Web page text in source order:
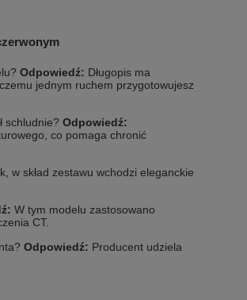
Odpowiedź: Długopis ma
jednym ruchem przygotowujesz
schludnie? Odpowiedź:
co pomaga chronić
w skład zestawu wchodzi eleganckie
W tym modelu zastosowano
CT.
Odpowiedź: Producent udziela